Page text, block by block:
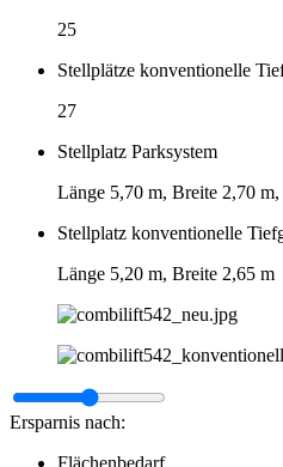
25
Stellplätze konventionelle
27
Stellplatz Parksystem
Länge 5,70 m, Breite 2,70
Stellplatz konventionelle
Länge 5,20 m, Breite 2,65 m
Ersparnis nach:
Flächenbedarf